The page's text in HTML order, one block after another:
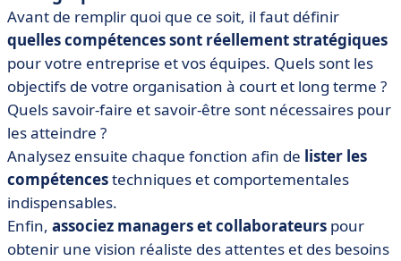
Avant de remplir quoi que ce soit, il faut définir
quelles compétences sont réellement stratégiques
pour votre entreprise et vos équipes. Quels sont les
objectifs de votre organisation à court et long terme ?
Quels savoir-faire et savoir-être sont nécessaires pour
les atteindre ?
Analysez ensuite chaque fonction afin de lister les
compétencestechniques et comportementales
indispensables.
Enfin, associez managers et collaborateurs pour
obtenir une vision réaliste des attentes et des besoins